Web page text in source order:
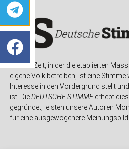
In einer Zeit, in der die etablierten
eigene Volk betreiben, ist eine
Interesse in den Vordergrund stellt
ist. DieDEUTSCHE STIMMEerhebt
gegründet, leisten unsere Autoren
für eine ausgewogenere